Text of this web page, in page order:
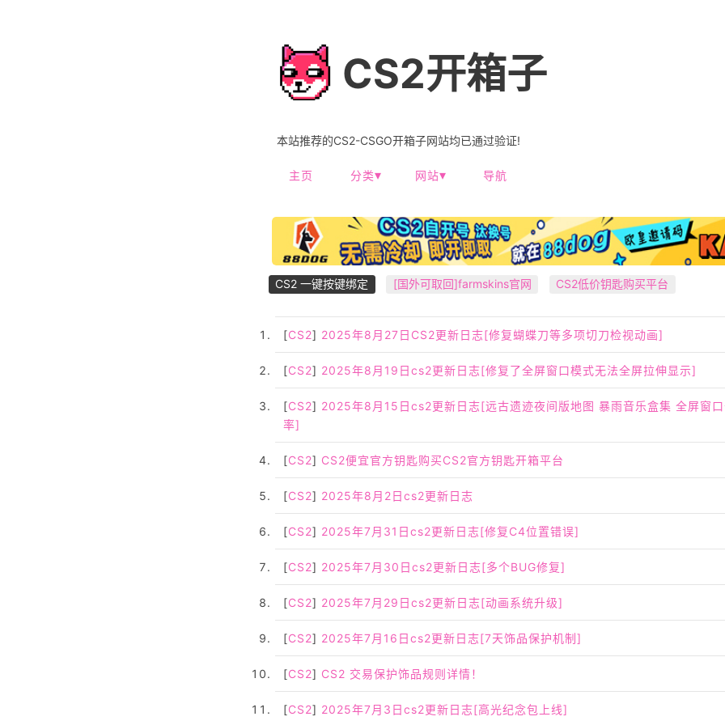
CS2开箱子
本站推荐的CS2-CSGO开箱子网站均已通过验证!
主页 分类 网站 导航
CS2 一键按键绑定 [国外可取回]farmskins官网 CS2低价钥匙购买平台
[CS2] 2025年8月27日CS2更新日志[修复蝴蝶刀等多项切刀检视动画]
[CS2] 2025年8月19日cs2更新日志[修复了全屏窗口模式无法全屏拉伸显示]
[CS2] 2025年8月15日cs2更新日志[远古遗迹夜间版地图 暴雨音乐盒集 全屏窗
率]
[CS2] CS2便宜官方钥匙购买CS2官方钥匙开箱平台
[CS2] 2025年8月2日cs2更新日志
[CS2] 2025年7月31日cs2更新日志[修复C4位置错误]
[CS2] 2025年7月30日cs2更新日志[多个BUG修复]
[CS2] 2025年7月29日cs2更新日志[动画系统升级]
[CS2] 2025年7月16日cs2更新日志[7天饰品保护机制]
[CS2] CS2 交易保护饰品规则详情！
[CS2] 2025年7月3日cs2更新日志[高光纪念包上线]